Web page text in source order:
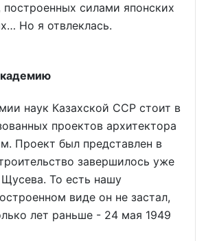
построенных силами японских
Но я отвлеклась.
наук Казахской ССР стоит в
проектов архитектора
Проект был представлен в
завершилось уже
То есть нашу
виде он не застал,
лет раньше - 24 мая 1949